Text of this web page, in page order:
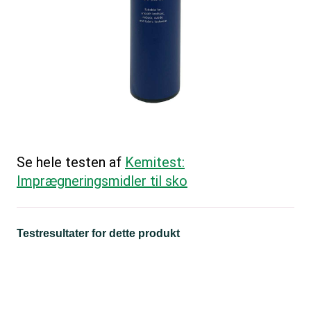
Se hele testen af Kemitest:
Imprægneringsmidler til sko
Testresultater for dette produkt